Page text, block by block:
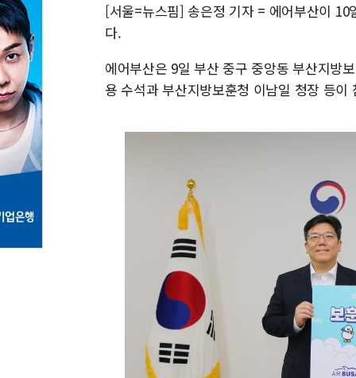
[서울=뉴스핌] 송은정 기자 = 에어부산이
다.
에어부산은 9일 부산 중구 중앙동 부산지방
용 수석과 부산지방보훈청 이남일 청장 등이